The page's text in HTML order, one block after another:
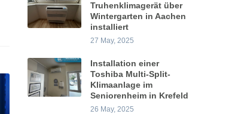
Truhenklimagerät über
Wintergarten in Aachen
installiert
27 May, 2025
Installation einer
Toshiba Multi-Split-
Klimaanlage im
Seniorenheim in Krefeld
26 May, 2025